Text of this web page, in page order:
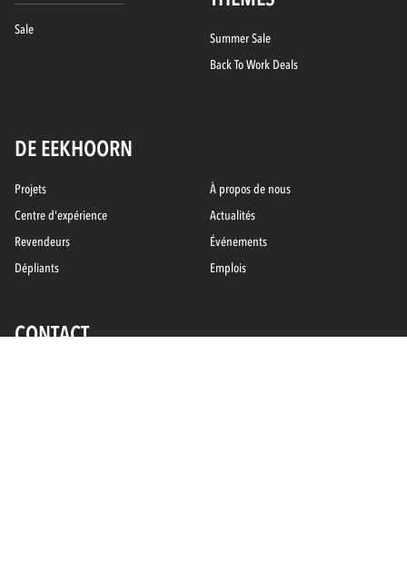
Sale
Summer Sale
Back To Work Deals
DE EEKHOORN
Projets
Centre d'expérience
Revendeurs
Dépliants
À propos de nous
Actualités
Événements
Emplois
CONTACT